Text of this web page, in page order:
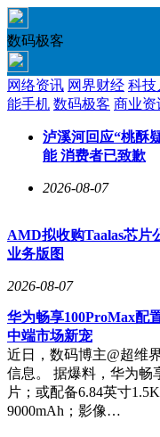
数码极客
网络资讯 网界财经 科技
能手机 数码极客 商业资
泸溪河回应“桃酥
能 消费者已致歉
2026-08-07
AMD拟收购Taalas芯片
业务版图
2026-08-07
华为畅享100ProMax配
中端市场新宠
近日，数码博主@超维
信息。 据爆料，华为畅
片；或配备6.84英寸
9000mAh；影像…